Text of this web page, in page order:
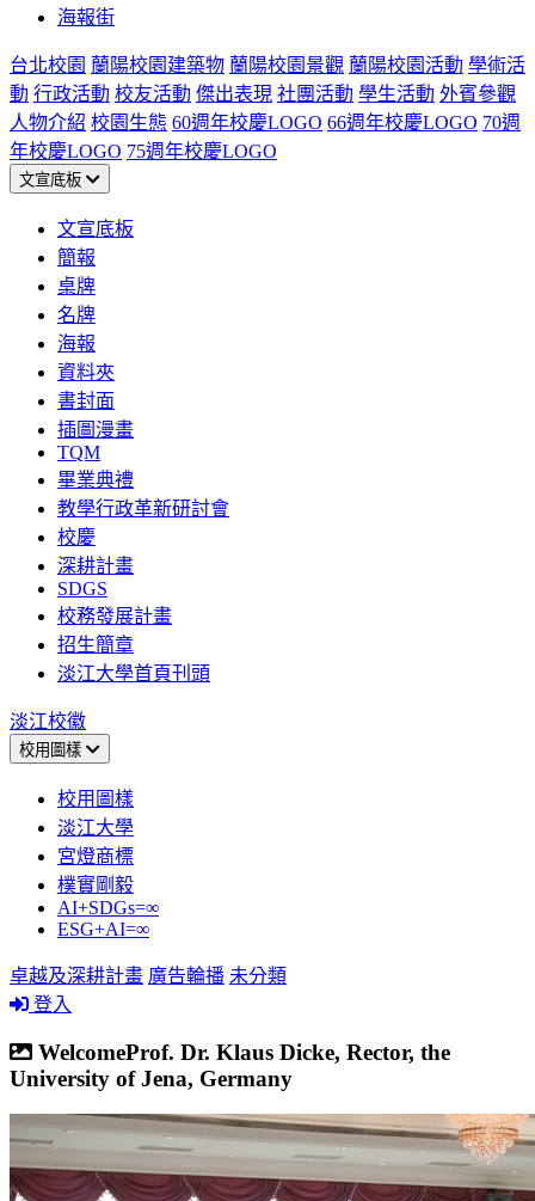
海報街
台北校園 蘭陽校園建築物 蘭陽校園景觀 蘭陽校園活動 學術活
動 行政活動 校友活動 傑出表現 社團活動 學生活動 外賓參觀
人物介紹 校園生態 60週年校慶LOGO 66週年校慶LOGO 70週
年校慶LOGO 75週年校慶LOGO
文宣底板
文宣底板
簡報
桌牌
名牌
海報
資料夾
書封面
插圖漫畫
TQM
畢業典禮
教學行政革新研討會
校慶
深耕計畫
SDGS
校務發展計畫
招生簡章
淡江大學首頁刊頭
淡江校徽
校用圖樣
校用圖樣
淡江大學
宮燈商標
樸實剛毅
AI+SDGs=∞
ESG+AI=∞
卓越及深耕計畫 廣告輪播 未分類
登入
WelcomeProf. Dr. Klaus Dicke, Rector, the
University of Jena, Germany